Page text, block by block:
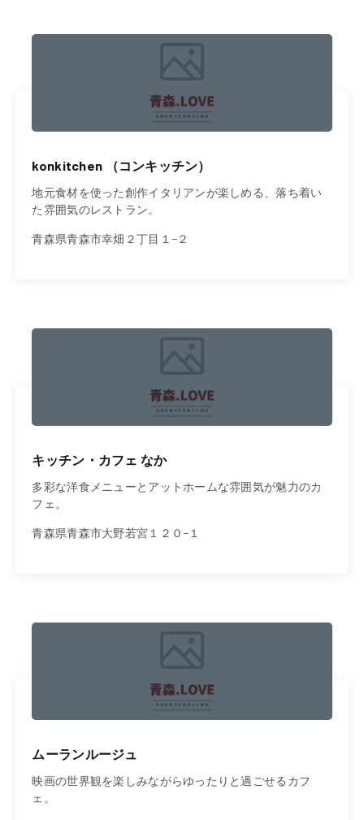
konkitchen （コンキッチン）
地元食材を使った創作イタリアンが楽しめる、落ち着い
た雰囲気のレストラン。
青森県青森市幸畑２丁目１−２
キッチン・カフェ なか
多彩な洋食メニューとアットホームな雰囲気が魅力のカ
フェ。
青森県青森市大野若宮１２０−１
ムーランルージュ
映画の世界観を楽しみながらゆったりと過ごせるカフ
ェ。